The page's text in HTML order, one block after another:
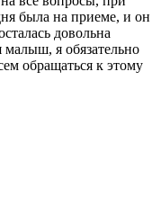
была на приеме, и он
довольна
малыш, я обязательно
обращаться к этому